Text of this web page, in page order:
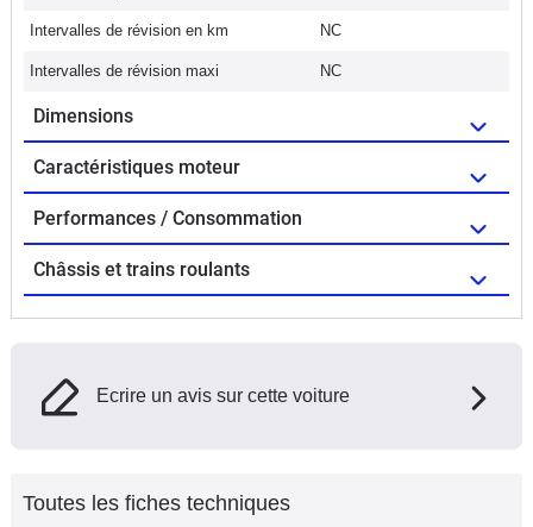
Intervalles de révision en km NC
Intervalles de révision maxi NC
Dimensions
Caractéristiques moteur
Performances / Consommation
Châssis et trains roulants
Ecrire un avis sur cette voiture
Toutes les fiches techniques